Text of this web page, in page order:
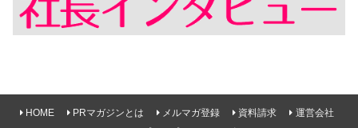
HOME PRマガジンとは メルマガ登録 資料請求
運営会社